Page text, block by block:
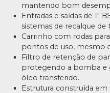
mantendo bom
Entradas e saídas de 1″
sistemas de recalque de
Carrinho com rodas
pontos de uso, mesmo
Filtro de retenção de
protegendo a bomba e
óleo transferido.
Estrutura construída